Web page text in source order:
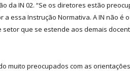
da IN 02. “Se os diretores estão
a essa Instrução Normativa. A IN não
que se estende aos demais
muito preocupados com as